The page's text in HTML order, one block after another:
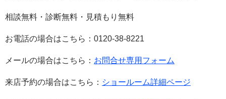
相談無料・診断無料・見積もり無料
お電話の場合はこちら：0120-38-8221
メールの場合はこちら： お問合せ専用フォーム
来店予約の場合はこちら： ショールーム詳細ページ